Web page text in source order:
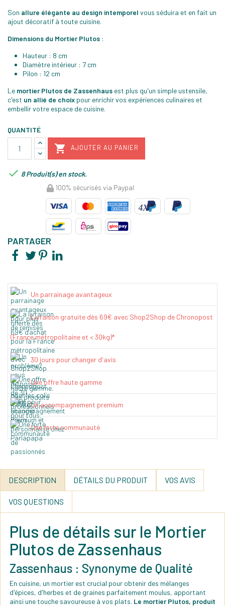
Son allure élégante au design intemporel vous séduira et en fait un
ajout décoratif à toute cuisine.
Dimensions du Mortier Plutos :
Hauteur : 8 cm
Diamètre intérieur : 7 cm
Pilon : 12 cm
Le mortier Plutos de Zassenhaus est plus qu'un simple ustensile,
c'est un allié de choix pour enrichir vos expériences culinaires et
embellir votre espace de cuisine.
QUANTITÉ
 AJOUTER AU PANIER
 8 Produit(s) en stock.
100% sécurisés via Paypal
PARTAGER
Un parrainage avantageux
Livraison gratuite dès 69€ avec Shop2Shop de Chronopost
(France métropolitaine et < 30kg)*
30 jours pour changer d'avis
Une offre haute gamme
Un accompagnement premium
Une forte communauté
DESCRIPTION DÉTAILS DU PRODUIT VOS AVIS
VOS QUESTIONS
Plus de détails sur le Mortier
Plutos de Zassenhaus
Zassenhaus : Synonyme de Qualité
En cuisine, un mortier est crucial pour obtenir des mélanges
d'épices, d'herbes et de graines parfaitement moulus, apportant
ainsi une touche savoureuse à vos plats. Le mortier Plutos, produit